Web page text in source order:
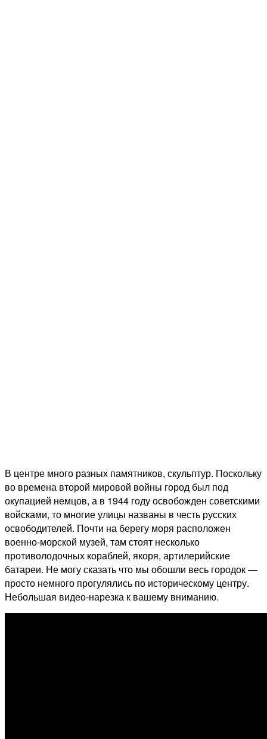
В центре много разных памятников, скульптур. Поскольку
во времена второй мировой войны город был под
окупацией немцов, а в 1944 году освобожден советскими
войсками, то многие улицы названы в честь русских
освободителей. Почти на берегу моря расположен
военно-морской музей, там стоят несколько
противолодочных кораблей, якоря, артилерийские
батареи. Не могу сказать что мы обошли весь городок —
просто немного прогулялись по историческому центру.
Небольшая видео-нарезка к вашему вниманию.